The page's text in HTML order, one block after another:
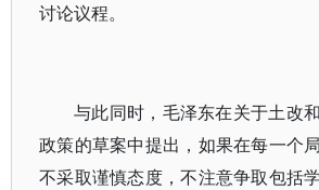
讨论议程。
与此同时，毛泽东在关于土改
政策的草案中提出，如果在每一个
不采取谨慎态度，不注意争取包括